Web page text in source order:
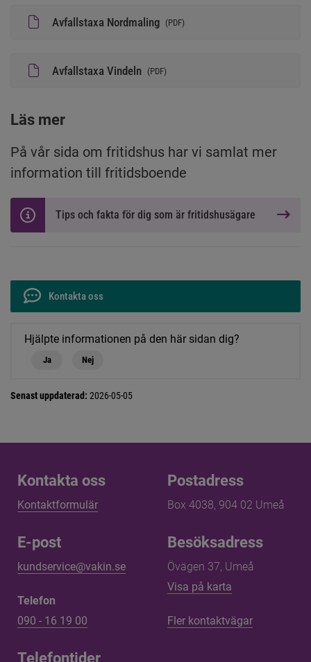
Avfallstaxa Nordmaling (PDF)
Avfallstaxa Vindeln (PDF)
Läs mer
På vår sida om fritidshus har vi samlat mer
information till fritidsboende
Tips och fakta för dig som är fritidshusägare
Kontakta oss
Hjälpte informationen på den här sidan dig?
Ja Nej
Senast uppdaterad: 2026-05-05
Kontakta oss
Kontakta oss
Kontaktformulär
E-post
kundservice@vakin.se
Telefon
090 - 16 19 00
Telefontider
Postadress
Box 4038, 904 02 Umeå
Besöksadress
Övägen 37, Umeå
Visa på karta
Fler kontaktvägar